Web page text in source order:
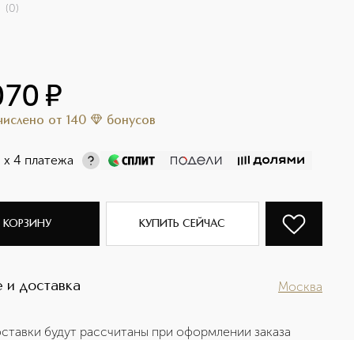
(0)
¤
от 140 бонусов
х 4 платежа
КОРЗИНУ КУПИТЬ СЕЙЧАС
и доставка Москва
будут рассчитаны при оформлении заказа